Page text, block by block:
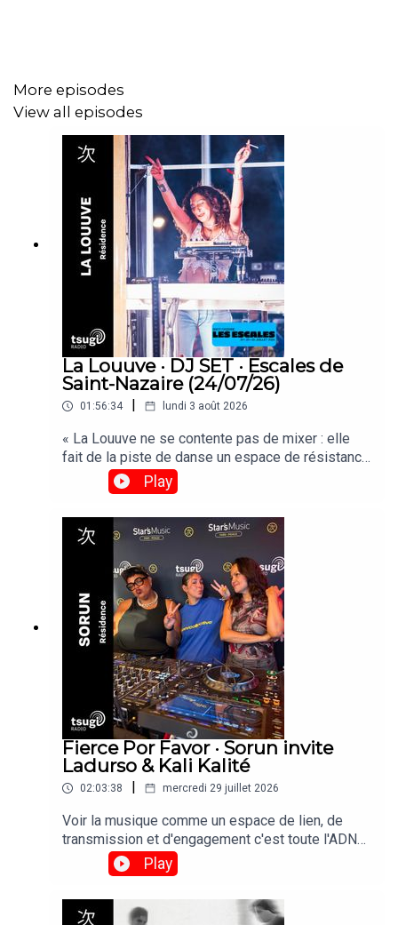
More episodes
View all episodes
La Louuve · DJ SET · Escales de
Saint-Nazaire (24/07/26)
01:56:34 lundi 3 août 2026
« La Louuve ne se contente pas de mixer : elle
fait de la piste de danse un espace de résistance
et de réinvention culturelle. »Retrouvez son set
enregistré depuis le Club 360 des Escales de
Saint-Nazaire le vendredi 24 Juillet 2026. © Brice
Photo
Play
Fierce Por Favor · Sorun invite
Ladurso & Kali Kalité
02:03:38 mercredi 29 juillet 2026
Voir la musique comme un espace de lien, de
transmission et d'engagement c'est toute l'ADN
de la résidence Fierce Por Favor, imaginé par
Sorun. Sorun, Ladurso et Kali Kalité se retrouvent
derrière les platines pour mettre en avant les
différentes facettes du militantisme dans le
Play